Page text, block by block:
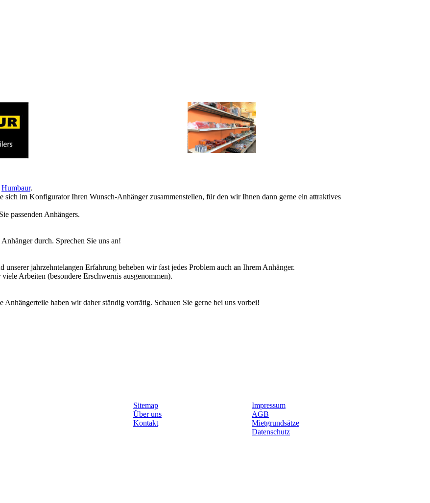
Humbaur.
sich im Konfigurator Ihren Wunsch-Anhänger zusammenstellen, für den wir Ihnen dann gerne ein attraktives
passenden Anhängers.
durch. Sprechen Sie uns an!
jahrzehntelangen Erfahrung beheben wir fast jedes Problem auch an Ihrem Anhänger.
Arbeiten (besondere Erschwernis ausgenommen).
Anhängerteile haben wir daher ständig vorrätig. Schauen Sie gerne bei uns vorbei!
Sitemap
Über uns
Kontakt
Impressum
AGB
Mietgrundsätze
Datenschutz